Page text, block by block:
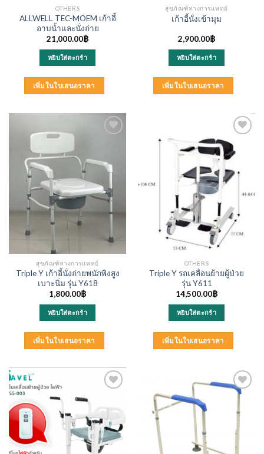
OTHERS
ALLWELL TEC-MOEM เก้าอี้
อาบน้ำและนั่งถ่าย
21,000.00฿
หยิบใส่ตะกร้า
เพิ่มในใบเสนอราคา
สุขภัณฑ์ทางการแพทย์
เก้าอี้นั่งเข้ามุม
2,900.00฿
หยิบใส่ตะกร้า
เพิ่มในใบเสนอราคา
สุขภัณฑ์ทางการแพทย์
Triple Y เก้าอี้นั่งถ่ายพนักพิงสูง
เบาะนิ่ม รุ่น Y618
1,800.00฿
หยิบใส่ตะกร้า
เพิ่มในใบเสนอราคา
OTHERS
Triple Y รถเคลื่อนย้ายผู้ป่วย
รุ่น Y611
14,500.00฿
หยิบใส่ตะกร้า
เพิ่มในใบเสนอราคา